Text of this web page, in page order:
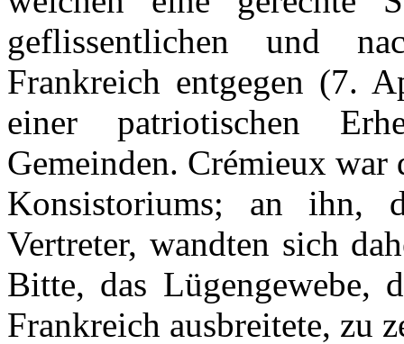
geflissentlichen und
Frankreich entgegen (7.
einer patriotischen
Gemeinden. Crémieux war
Konsistoriums; an ihn,
Vertreter, wandten sich
Bitte, das Lügengewebe,
Frankreich ausbreitete, zu